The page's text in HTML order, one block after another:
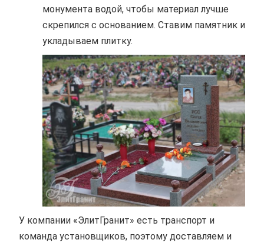
монумента водой, чтобы материал лучше
скрепился с основанием. Ставим памятник и
укладываем плитку.
У компании «ЭлитГранит» есть транспорт и
команда установщиков, поэтому доставляем и